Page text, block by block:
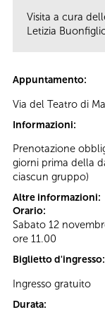
Visita a cura
Letizia
Appuntamento:
Via del Teatro di
Informazioni:
Prenotazione
giorni prima della
ciascun gruppo)
Altre informazioni:
Orario:
Sabato 12
ore 11.00
Biglietto d'ingresso:
Ingresso gratuito
Durata: